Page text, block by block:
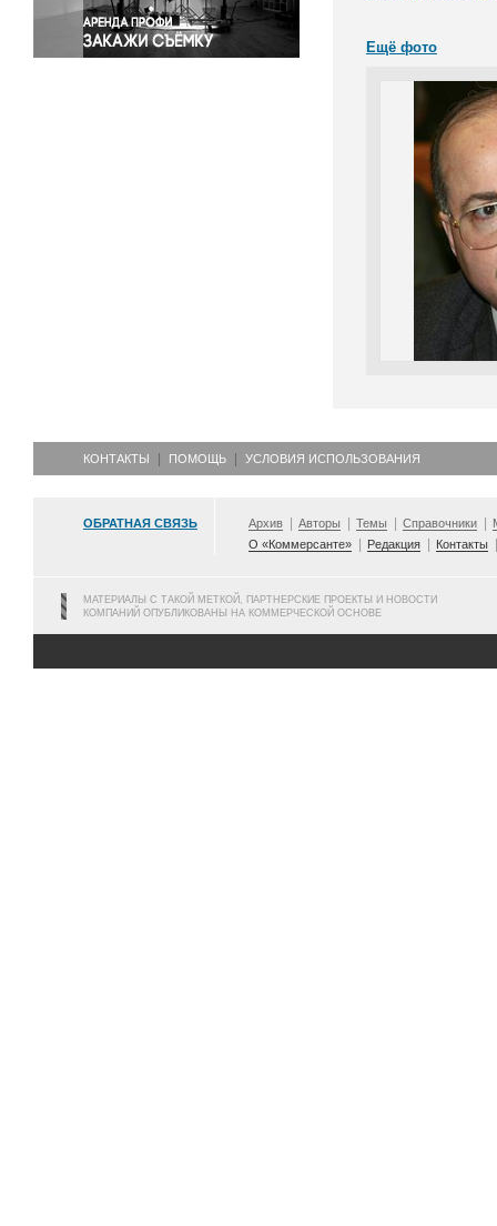
Экономика и бизнес
Ещё фото
КОНТАКТЫ ПОМОЩЬ УСЛОВИЯ ИСПОЛЬЗОВАНИЯ
ОБРАТНАЯ СВЯЗЬ Архив Авторы Темы Справочники
О «Коммерсанте»
Редакция Контакты
МАТЕРИАЛЫ С ТАКОЙ МЕТКОЙ, ПАРТНЕРСКИЕ ПРОЕКТЫ И НОВОСТИ
КОМПАНИЙ ОПУБЛИКОВАНЫ НА КОММЕРЧЕСКОЙ ОСНОВЕ